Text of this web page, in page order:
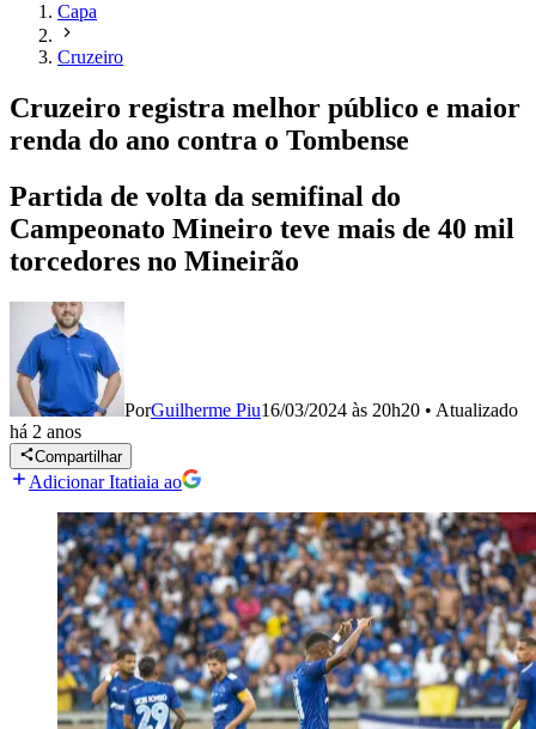
Capa
Cruzeiro
Cruzeiro registra melhor público e maior
renda do ano contra o Tombense
Partida de volta da semifinal do
Campeonato Mineiro teve mais de 40 mil
torcedores no Mineirão
PorGuilherme Piu16/03/2024 às 20h20 • Atualizado
há 2 anos
Compartilhar
Adicionar Itatiaia ao